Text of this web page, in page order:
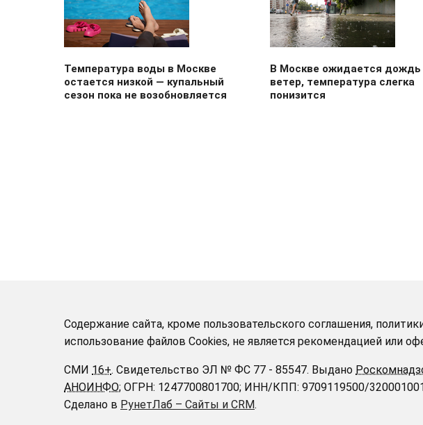
Температура воды в Москве
остается низкой — купальный
сезон пока не возобновляется
В Москве ожидается дождь
ветер, температура слегка
понизится
Содержание сайта, кроме пользовательского соглашения,
использование файлов Cookies, не является рекомендацией или
СМИ 16+. Свидетельство ЭЛ № ФС 77 - 85547. Выдано
АНОИНФО; ОГРН: 1247700801700; ИНН/КПП: 9709119500/
Сделано в РунетЛаб – Сайты и CRM.